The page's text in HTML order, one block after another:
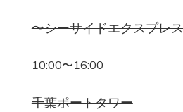
〜シーサイドエクスプレ
10:00〜16:00
千葉ポートタワー